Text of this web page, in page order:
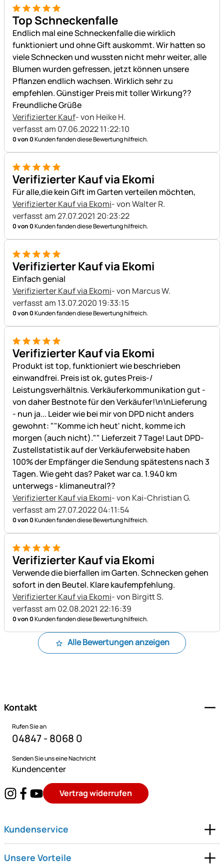
5 von 5
Top Schneckenfalle
Endlich mal eine Schneckenfalle die wirklich
funktioniert und ohne Gift auskommt. Wir hatten so
viele Schnecken und wussten nicht mehr weiter, alle
Blumen wurden gefressen, jetzt können unsere
Pflanzen endlich wachsen. Wirklich sehr zu
empfehlen. Günstiger Preis mit toller Wirkung??
Freundliche Grüße
Verifizierter Kauf- von Heike H.
verfasst am 07.06.2022 11:22:10
0 von 0Kunden fanden diese Bewertung hilfreich.
5 von 5
Verifizierter Kauf via Ekomi
Für alle,die kein Gift im Garten verteilen möchten,
Verifizierter Kauf via Ekomi- von Walter R.
verfasst am 27.07.2021 20:23:22
0 von 0Kunden fanden diese Bewertung hilfreich.
5 von 5
Verifizierter Kauf via Ekomi
Einfach genial
Verifizierter Kauf via Ekomi- von Marcus W.
verfasst am 13.07.2020 19:33:15
0 von 0Kunden fanden diese Bewertung hilfreich.
5 von 5
Verifizierter Kauf via Ekomi
Produkt ist top, funktioniert wie beschrieben
einwandfrei. Preis ist ok, gutes Preis-/
Leistungsverhältnis. Verkäuferkommunikation gut -
von daher Bestnote für den Verkäufer!\n\nLieferung
- nun ja... Leider wie bei mir von DPD nicht anders
gewohnt: ""Komme ich heut' nicht, komme ich
morgen (auch nicht)."" Lieferzeit 7 Tage! Laut DPD-
Zustellstatistik auf der Verkäuferwebsite haben
100% der Empfänger die Sendung spätestens nach 3
Tagen. Wie geht das? Paket war ca. 1.940 km
unterwegs - klimaneutral??
Verifizierter Kauf via Ekomi- von Kai-Christian G.
verfasst am 27.07.2022 04:11:54
0 von 0Kunden fanden diese Bewertung hilfreich.
5 von 5
Verifizierter Kauf via Ekomi
Verwende die bierfallen im Garten. Schnecken gehen
sofort in den Beutel. Klare kaufempfehlung.
Verifizierter Kauf via Ekomi- von Birgitt S.
verfasst am 02.08.2021 22:16:39
0 von 0Kunden fanden diese Bewertung hilfreich.
Alle Bewertungen anzeigen
Kontakt
Rufen Sie an
04847 - 8068 0
Senden Sie uns eine Nachricht
Kundencenter
Vertrag widerrufen
Kundenservice
Unsere Vorteile